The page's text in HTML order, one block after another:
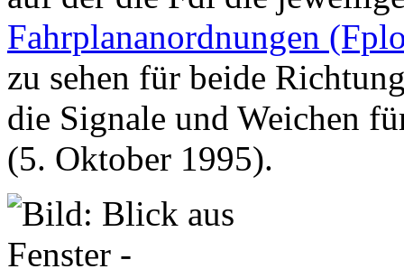
Fahrplananordnungen
zu sehen für beide
die Signale und Weichen
(5. Oktober 1995).